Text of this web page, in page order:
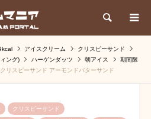
検索
アイスクリーム
クリスピーサンド
ング) ハーゲンダッツ 朝アイス
期間限
リスピーサンド アーモンドバターサンド
クリスピーサンド